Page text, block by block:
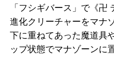
「フシギバース」で《卍
進化クリーチャーをマナ
下に重ねてあった魔道具
ップ状態でマナゾーンに